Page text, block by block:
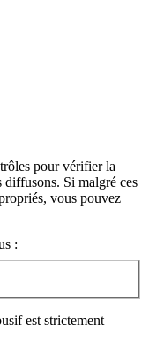
pour vérifier la
Si malgré ces
vous pouvez
:
est strictement